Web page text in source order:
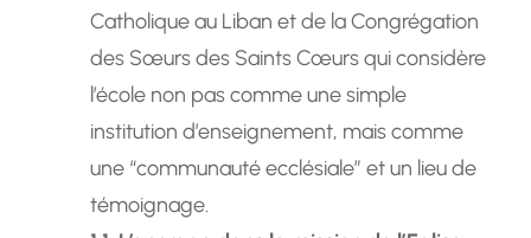
Catholique au Liban et de la Congrégation
des Sœurs des Saints Cœurs qui considère
l’école non pas comme une simple
institution d’enseignement, mais comme
une “communauté ecclésiale” et un lieu de
témoignage.